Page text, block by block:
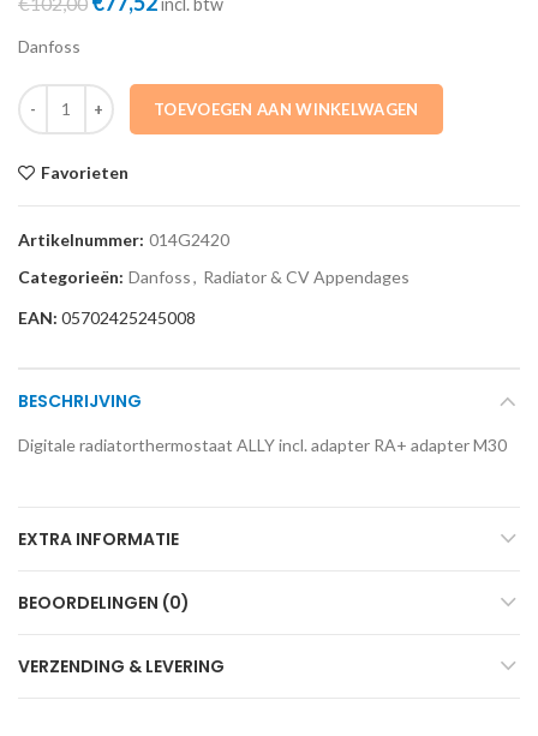
Danfoss
014G2420 Digitale radiatorthermostaat ALLY incl. adapter RA+
TOEVOEGEN AAN WINKELWAGEN
Favorieten
Artikelnummer: 014G2420
Categorieën: Danfoss, Radiator & CV Appendages
EAN: 05702425245008
BESCHRIJVING
Digitale radiatorthermostaat ALLY incl. adapter RA+ adapter M30
EXTRA INFORMATIE
BEOORDELINGEN (0)
VERZENDING & LEVERING